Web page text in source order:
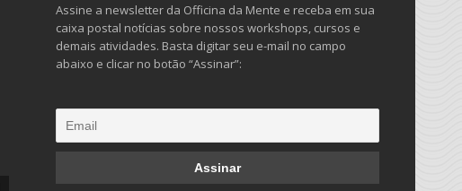
Assine a newsletter da Officina da Mente e receba em sua
caixa postal notícias sobre nossos workshops, cursos e
demais atividades. Basta digitar seu e-mail no campo
abaixo e clicar no botão “Assinar”: